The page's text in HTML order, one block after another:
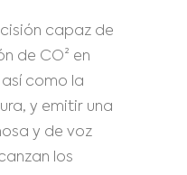
capaz de
de CO² en
como la
y emitir una
y de voz
los